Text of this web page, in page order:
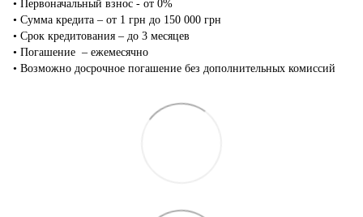
•‎ Первоначальный взнос - от 0%
•‎ Сумма кредита – от 1 грн до 150 000 грн
•‎ Срок кредитования – до 3 месяцев
•‎ Погашение – ежемесячно
•‎ Возможно досрочное погашение без дополнительных комиссий